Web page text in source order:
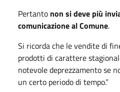
Pertanto non si deve più
comunicazione al Comune.
Si ricorda che le vendite di
prodotti di carattere
notevole deprezzamento se
un certo periodo di tempo.”